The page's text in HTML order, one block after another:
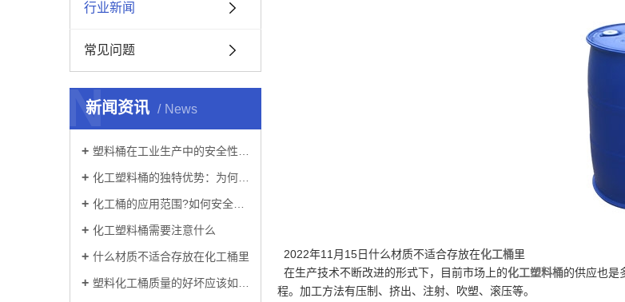
行业新闻
常见问题
新闻资讯 News
N
塑料桶在工业生产中的安全性如何？
化工塑料桶的独特优势：为何在工业领域被广泛使用？
化工桶的应用范围?如何安全的使用?
化工塑料桶需要注意什么
什么材质不适合存放在化工桶里
塑料化工桶质量的好坏应该如何辨别
2022年11月15日什么材质不适合存放在化工桶里
在生产技术不断改进的形式下，目前市场上的化工塑料桶的供应也是
程。加工方法有压制、挤出、注射、吹塑、滚压等。